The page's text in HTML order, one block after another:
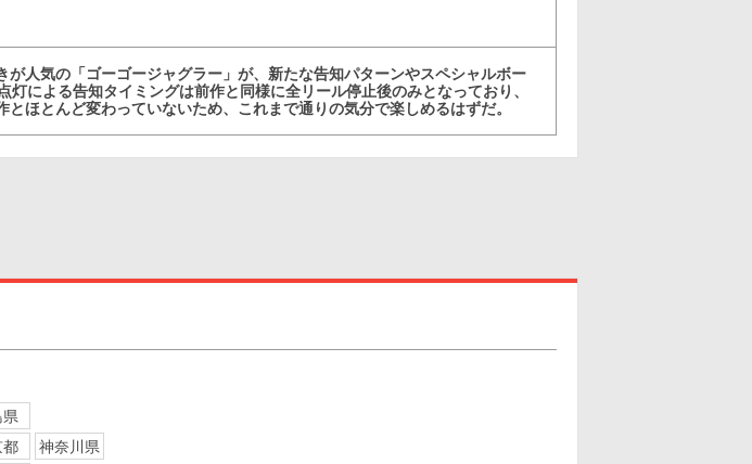
が人気の「ゴーゴージャグラー」が、新たな告知パターンやスペシャルボー
による告知タイミングは前作と同様に全リール停止後のみとなっており、
ほとんど変わっていないため、これまで通りの気分で楽しめるはずだ。
都
神奈川県